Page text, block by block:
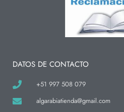
a
g
r
a
b
o
o
k
DATOS DE CONTACTO
+51 997 508 079
algarabiatienda@gmail.com